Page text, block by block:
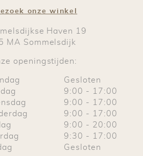
onze winkel
Haven 19
MA Sommelsdijk
openingstijden:
Gesloten
9:00 - 17:00
9:00 - 17:00
9:00 - 17:00
9:00 - 20:00
9:30 - 17:00
Gesloten